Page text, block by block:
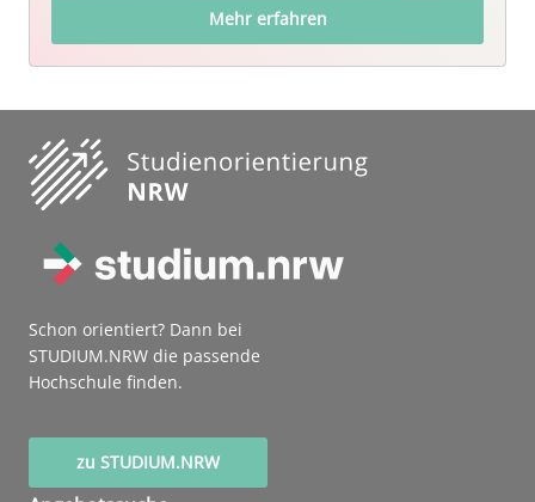
Mehr erfahren
Schon orientiert? Dann bei
STUDIUM.NRW die passende
Hochschule finden.
zu STUDIUM.NRW